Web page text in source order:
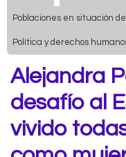
Poblaciones en situación
Política y derechos
Alejandra
desafío al
vivido